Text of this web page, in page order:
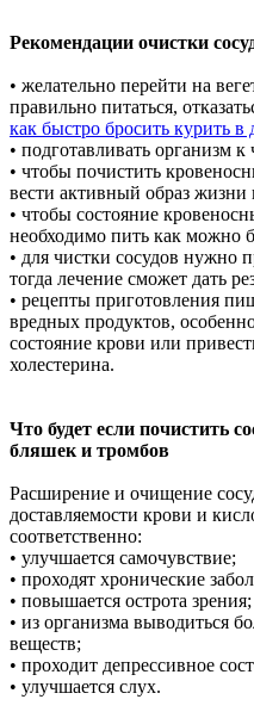
Рекомендации очистки
• желательно перейти на
правильно питаться,
как быстро бросить курить
• подготавливать организм к
• чтобы почистить
вести активный образ жизни
• чтобы состояние
необходимо пить как можно
• для чистки сосудов нужно
тогда лечение сможет дать
• рецепты приготовления
вредных продуктов,
состояние крови или
холестерина.
Что будет если почистить
бляшек и тромбов
Расширение и очищение
доставляемости крови и
соответственно:
• улучшается самочувствие;
• проходят хронические
• повышается острота зрения;
• из организма выводиться
веществ;
• проходит депрессивное
• улучшается слух.